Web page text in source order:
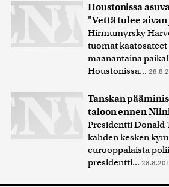
Houstonissa
"Vettä tulee
Hirmumyrsky
tuomat
maanantaina
Houstonissa...
Tanskan
taloon ennen
Presidentti Donald
kahden kesken
eurooppalaista
presidentti...